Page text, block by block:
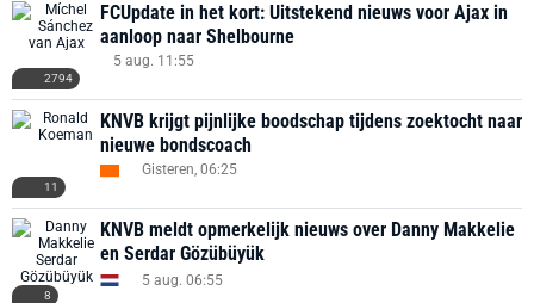
2794
FCUpdate in het kort: Uitstekend nieuws voor Ajax in
aanloop naar Shelbourne
5 aug. 11:55
11
KNVB krijgt pijnlijke boodschap tijdens zoektocht naar
nieuwe bondscoach
Gisteren, 06:25
8
KNVB meldt opmerkelijk nieuws over Danny Makkelie
en Serdar Gözübüyük
5 aug. 06:55